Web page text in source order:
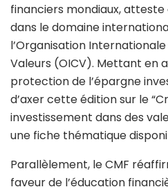
financiers mondiaux,
dans le domaine
l’Organisation
Valeurs (OICV). Mettant en
protection de l’épargne
d’axer cette édition sur le
investissement dans des
une fiche thématique
Parallèlement, le CMF
faveur de l’éducation